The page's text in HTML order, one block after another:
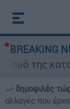
BREAKING
δημοφιλές
αλλαγές που